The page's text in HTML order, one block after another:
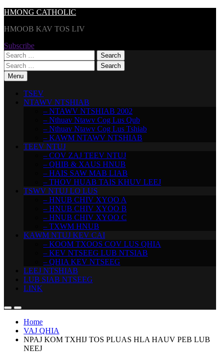
Skip
content
HMONG CATHOLIC
HMOOB KAV TOS LIV
Subscribe
Search
for:
Search
for:Menu
TSEV
NTAWV NTSHIAB
– NTAWV NTSHIAB 2002
– Nthuav Ntawv Cog Lus Qub
– Nthuav Ntawv Cog Lus Tshiab
– KAWM NTAWV NTSHIAB
TEEV NTUJ
– COV ZAJ TEEV NTUJ
– QHIB & XAUS HNUB
– HAIS SAW MAB LIAB
– THOV HUAB TAIS KHUV LEEJ
TSWV NTUJ LO LUS
– HNUB CHIV XYOO A
– HNUB CHIV XYOO B
– HNUB CHIV XYOO C
– TXWM HNUB
KAWM NTUJ KEV CAI
– KOOM TXOOS COV LUS QHIA
– KEV NTSEEG LUB NTSIAB
– QHIA KEV NTSEEG
LEEJ NTSHIAB
LUB SIAB NTSEEG
LINK
Home
VAJ QHIA
NPAJ KOM TXHIJ TOS PLUAS HLA HAUV PEB LUB
NEEJ